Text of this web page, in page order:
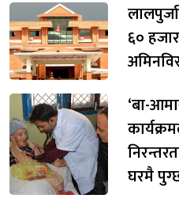
६०
‘बा-
घरमै